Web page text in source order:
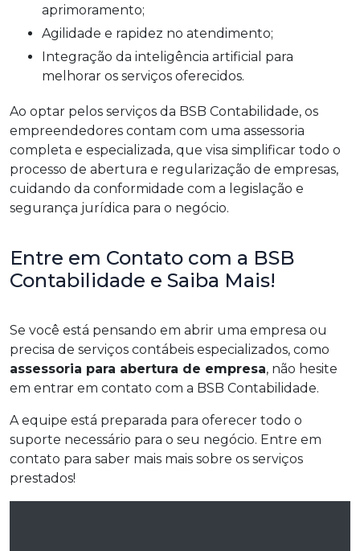
aprimoramento;
Agilidade e rapidez no atendimento;
melhorar os serviços oferecidos.
Ao optar pelos serviços da BSB Contabilidade, os
empreendedores contam com uma assessoria
completa e especializada, que visa simplificar todo o
processo de abertura e regularização de empresas,
cuidando da conformidade com a legislação e
segurança jurídica para o negócio.
Entre em Contato com a BSB
Contabilidade e Saiba Mais!
Se você está pensando em abrir uma empresa ou
precisa de serviços contábeis especializados, como
assessoria para abertura de empresa, não hesite
em entrar em contato com a BSB Contabilidade.
A equipe está preparada para oferecer todo o
suporte necessário para o seu negócio. Entre em
contato para saber mais mais sobre os serviços
prestados!